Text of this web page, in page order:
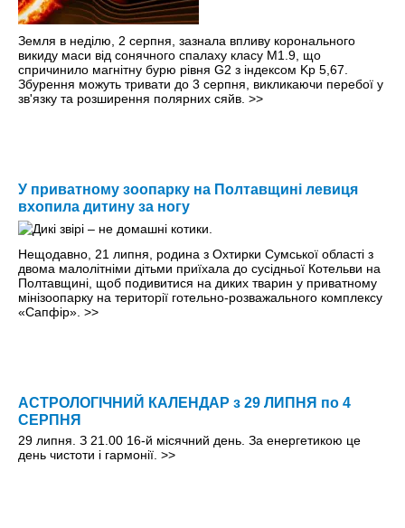
Земля в неділю, 2 серпня, зазнала впливу коронального
викиду маси від сонячного спалаху класу M1.9, що
спричинило магнітну бурю рівня G2 з індексом Kp 5,67.
Збурення можуть тривати до 3 серпня, викликаючи перебої у
зв'язку та розширення полярних сяйв. >>
У приватному зоопарку на Полтавщині левиця
вхопила дитину за ногу
Нещодавно, 21 липня, родина з Охтирки Сумської області з
двома малолітніми дітьми приїхала до сусідньої Котельви на
Полтавщині, щоб подивитися на диких тварин у приватному
мінізоопарку на території готельно-розважального комплексу
«Сапфір». >>
АСТРОЛОГІЧНИЙ КАЛЕНДАР з 29 ЛИПНЯ по 4
СЕРПНЯ
29 липня. З 21.00 16-й місячний день. За енергетикою це
день чистоти і гармонії. >>